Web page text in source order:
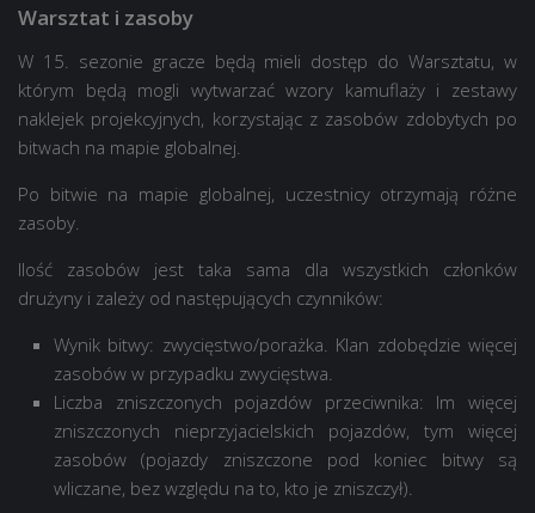
Warsztat i zasoby
W 15. sezonie gracze będą mieli dostęp do Warsztatu, w
którym będą mogli wytwarzać wzory kamuflaży i zestawy
naklejek projekcyjnych, korzystając z zasobów zdobytych po
bitwach na mapie globalnej.
Po bitwie na mapie globalnej, uczestnicy otrzymają różne
zasoby.
Ilość zasobów jest taka sama dla wszystkich członków
drużyny i zależy od następujących czynników:
Wynik bitwy: zwycięstwo/porażka. Klan zdobędzie więcej
zasobów w przypadku zwycięstwa.
Liczba zniszczonych pojazdów przeciwnika: Im więcej
zniszczonych nieprzyjacielskich pojazdów, tym więcej
zasobów (pojazdy zniszczone pod koniec bitwy są
wliczane, bez względu na to, kto je zniszczył).